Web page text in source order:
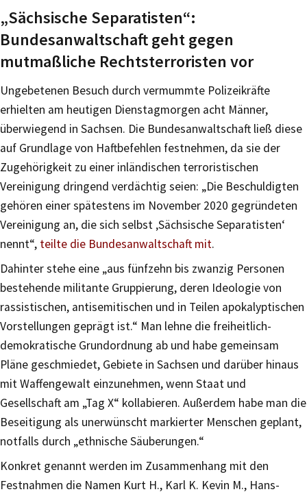
„Sächsische Separatisten“:
Bundesanwaltschaft geht gegen
mutmaßliche Rechtsterroristen vor
Ungebetenen Besuch durch vermummte Polizeikräfte
erhielten am heutigen Dienstagmorgen acht Männer,
überwiegend in Sachsen. Die Bundesanwaltschaft ließ diese
auf Grundlage von Haftbefehlen festnehmen, da sie der
Zugehörigkeit zu einer inländischen terroristischen
Vereinigung dringend verdächtig seien: „Die Beschuldigten
gehören einer spätestens im November 2020 gegründeten
Vereinigung an, die sich selbst ‚Sächsische Separatisten‘
nennt“, teilte die Bundesanwaltschaft mit.
Dahinter stehe eine „aus fünfzehn bis zwanzig Personen
bestehende militante Gruppierung, deren Ideologie von
rassistischen, antisemitischen und in Teilen apokalyptischen
Vorstellungen geprägt ist.“ Man lehne die freiheitlich-
demokratische Grundordnung ab und habe gemeinsam
Pläne geschmiedet, Gebiete in Sachsen und darüber hinaus
mit Waffengewalt einzunehmen, wenn Staat und
Gesellschaft am „Tag X“ kollabieren. Außerdem habe man die
Beseitigung als unerwünscht markierter Menschen geplant,
notfalls durch „ethnische Säuberungen.“
Konkret genannt werden im Zusammenhang mit den
Festnahmen die Namen Kurt H., Karl K. Kevin M., Hans-